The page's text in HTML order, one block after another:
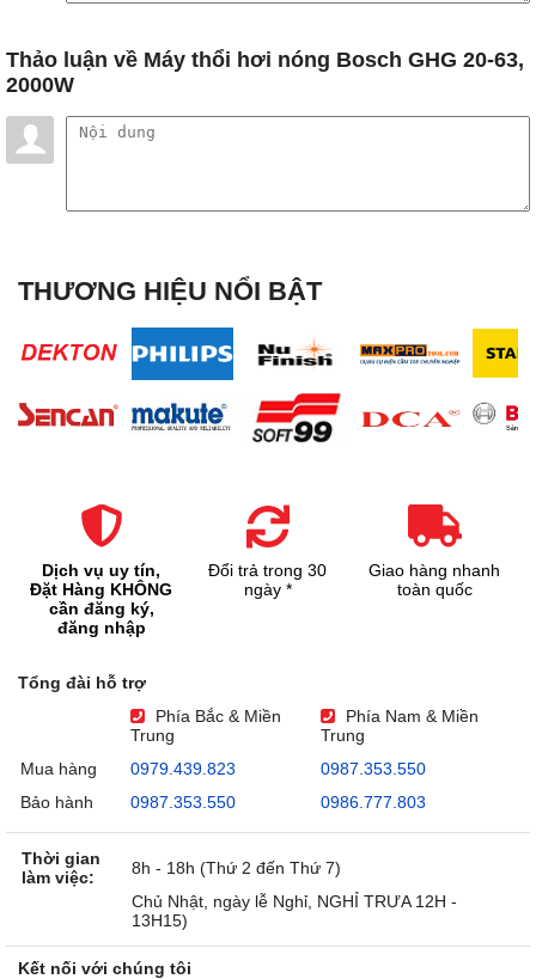
Thảo luận về Máy thổi hơi nóng Bosch GHG 20-63,
2000W
THƯƠNG HIỆU NỔI BẬT
Dịch vụ uy tín,
Đặt Hàng KHÔNG
cần đăng ký,
đăng nhập
Đổi trả trong 30
ngày *
Giao hàng nhanh
toàn quốc
Tổng đài hỗ trợ
Phía Bắc & Miền
Trung
Phía Nam & Miền
Trung
Mua hàng
0979.439.823
0987.353.550
Bảo hành
0987.353.550 0986.777.803
Thời gian
làm việc:
8h - 18h (Thứ 2 đến Thứ 7)
Chủ Nhật, ngày lễ Nghỉ, NGHỈ TRƯA 12H -
13H15)
Kết nối với chúng tôi